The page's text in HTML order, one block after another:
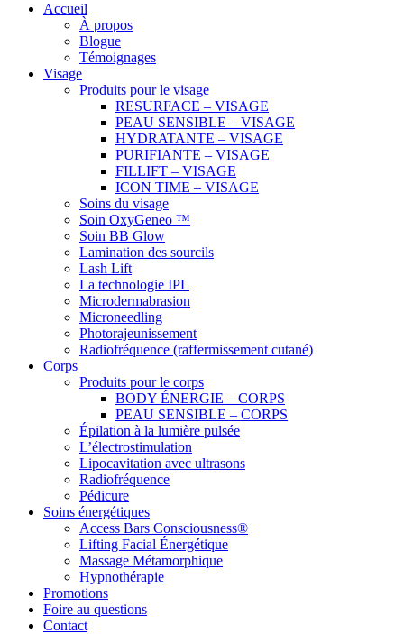
Accueil
À propos
Blogue
Témoignages
Visage
Produits pour le visage
RESURFACE – VISAGE
PEAU SENSIBLE – VISAGE
HYDRATANTE – VISAGE
PURIFIANTE – VISAGE
FILLIFT – VISAGE
ICON TIME – VISAGE
Soins du visage
Soin OxyGeneo ™
Soin BB Glow
Lamination des sourcils
Lash Lift
La technologie IPL
Microdermabrasion
Microneedling
Photorajeunissement
Radiofréquence (raffermissement cutané)
Corps
Produits pour le corps
BODY ÉNERGIE – CORPS
PEAU SENSIBLE – CORPS
Épilation à la lumière pulsée
L’électrostimulation
Lipocavitation avec ultrasons
Radiofréquence
Pédicure
Soins énergétiques
Access Bars Consciousness®
Lifting Facial Énergétique
Massage Métamorphique
Hypnothérapie
Promotions
Foire au questions
Contact